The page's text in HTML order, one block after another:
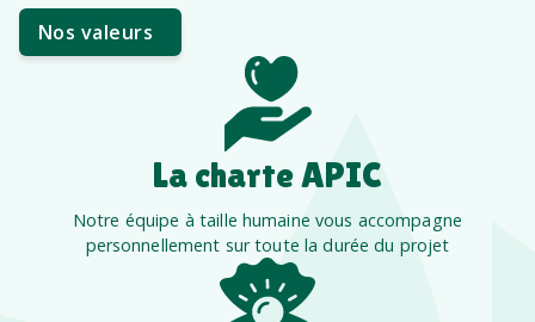
Nos valeurs
La charte APIC
Notre équipe à taille humaine vous accompagne
personnellement sur toute la durée du projet